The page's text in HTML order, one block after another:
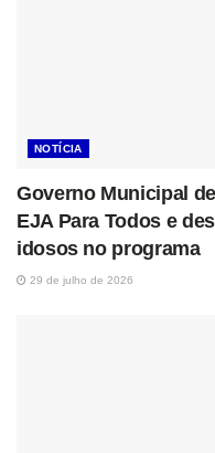
NOTÍCIA
Governo Municipal
EJA Para Todos e
idosos no programa
29 de julho de 2026